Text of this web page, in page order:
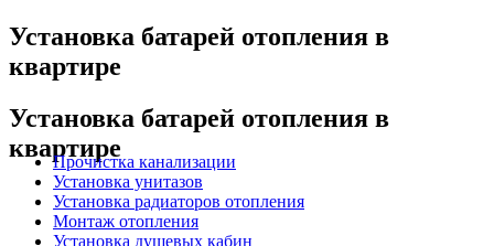
Установка батарей отопления в
квартире
Установка батарей отопления в
квартире
Прочистка канализации
Установка унитазов
Установка радиаторов отопления
Монтаж отопления
Установка душевых кабин